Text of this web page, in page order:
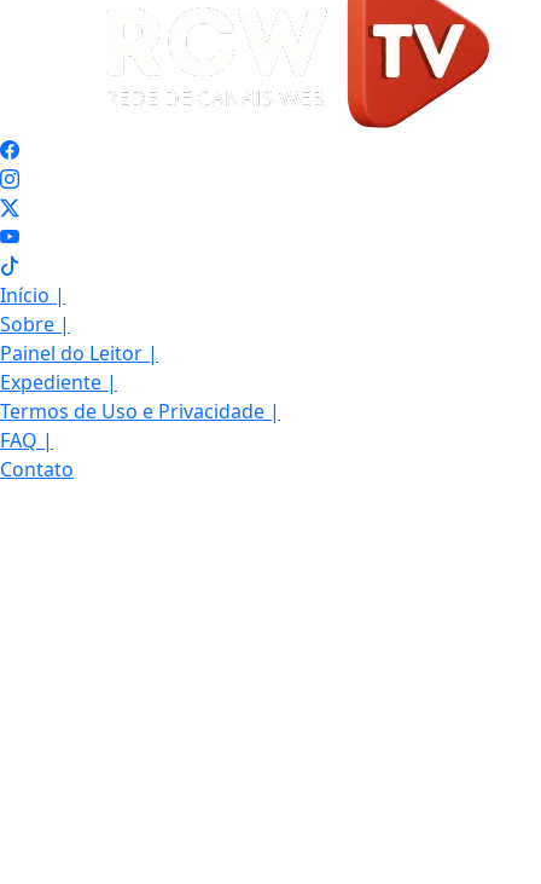
Início |
Sobre |
Painel do Leitor |
Expediente |
Termos de Uso e Privacidade |
FAQ |
Contato